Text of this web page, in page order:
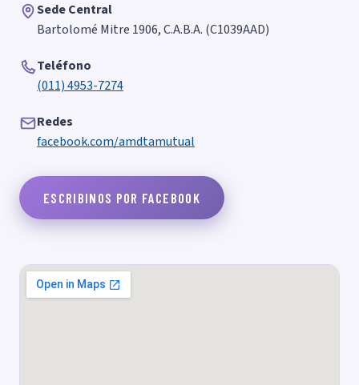
Sede Central
Bartolomé Mitre 1906, C.A.B.A. (C1039AAD)
Teléfono
(011) 4953-7274
Redes
facebook.com/amdtamutual
ESCRIBINOS POR FACEBOOK